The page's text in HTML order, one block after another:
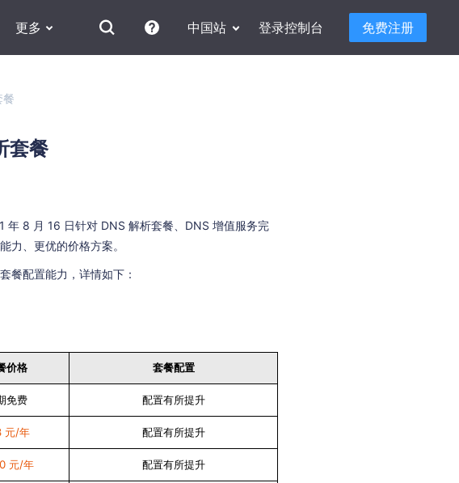
更多 中国站 登录控制台 免费注册
餐
套餐
8 月 16 日针对 DNS 解析套餐、DNS 增值服务完
力、更优的价格方案。
餐配置能力，详情如下：
价格 套餐配置
免费 配置有所提升
元/年 配置有所提升
元/年 配置有所提升